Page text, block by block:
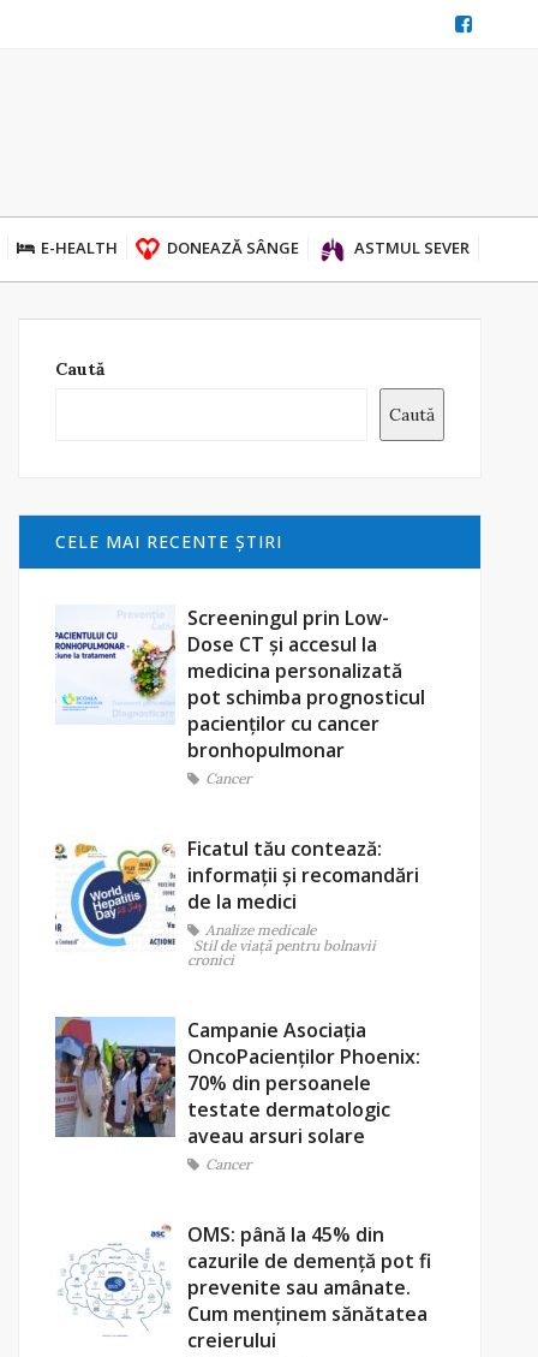
E-HEALTH DONEAZĂ SÂNGE ASTMUL SEVER
Caută
Caută
CELE MAI RECENTE ŞTIRI
Screeningul prin Low-
Dose CT și accesul la
medicina personalizată
pot schimba prognosticul
pacienților cu cancer
bronhopulmonar
Cancer
Ficatul tău contează:
informații și recomandări
de la medici
Analize medicale
Stil de viaţă pentru bolnavii
cronici
Campanie Asociația
OncoPacienților Phoenix:
70% din persoanele
testate dermatologic
aveau arsuri solare
Cancer
OMS: până la 45% din
cazurile de demență pot fi
prevenite sau amânate.
Cum menținem sănătatea
creierului